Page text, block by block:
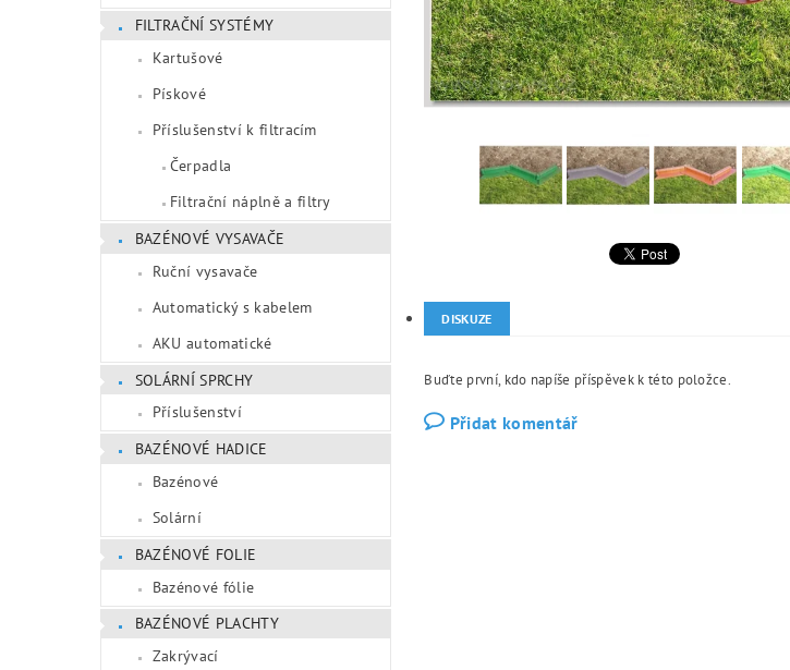
FILTRAČNÍ SYSTÉMY
Kartušové
Pískové
Příslušenství k filtracím
Čerpadla
Filtrační náplně a filtry
BAZÉNOVÉ VYSAVAČE
Ruční vysavače
Automatický s kabelem
AKU automatické
SOLÁRNÍ SPRCHY
Příslušenství
BAZÉNOVÉ HADICE
Bazénové
Solární
BAZÉNOVÉ FOLIE
Bazénové fólie
BAZÉNOVÉ PLACHTY
Zakrývací
DISKUZE
Buďte první, kdo napíše příspěvek k této položce.
Přidat komentář